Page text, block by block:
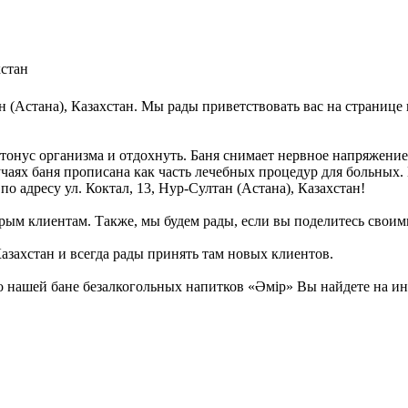
Казахстан. Мы рады приветствовать вас на
организма и отдохнуть. Баня снимает нервное
баня прописана как часть лечебных процедур для
адресу ул. Коктал, 13, Нур-Султан (Астана), Казахстан!
клиентам. Также, мы будем рады, если вы поделитесь
и всегда рады принять там новых клиентов.
бане безалкогольных напитков «Әмір» Вы найдете на